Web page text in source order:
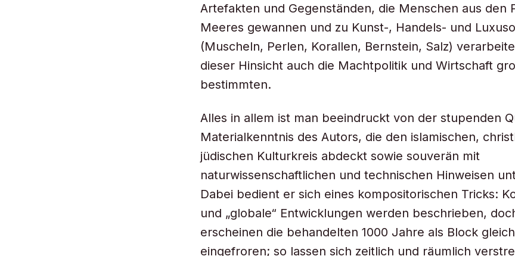
Artefakten und Gegenständen, die Menschen aus den
Meeres gewannen und zu Kunst-, Handels- und
(Muscheln, Perlen, Korallen, Bernstein, Salz)
dieser Hinsicht auch die Machtpolitik und Wirtschaft
bestimmten.
Alles in allem ist man beeindruckt von der stupenden
Materialkenntnis des Autors, die den islamischen,
jüdischen Kulturkreis abdeckt sowie souverän mit
naturwissenschaftlichen und technischen Hinweisen
Dabei bedient er sich eines kompositorischen Tricks:
und „globale“ Entwicklungen werden beschrieben,
erscheinen die behandelten 1000 Jahre als Block
eingefroren; so lassen sich zeitlich und räumlich